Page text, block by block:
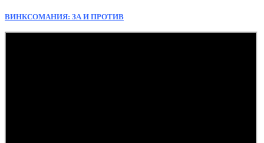
ВИНКСОМАНИЯ: ЗА И ПРОТИВ